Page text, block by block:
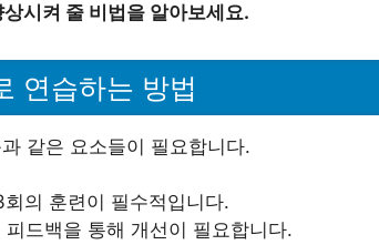
시켜 줄 비법을 알아보세요.
연습하는 방법
같은 요소들이 필요합니다.
의 훈련이 필수적입니다.
피드백을 통해 개선이 필요합니다.